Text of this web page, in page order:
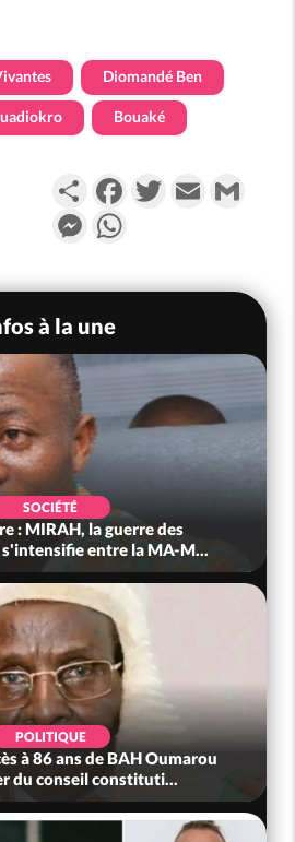
Diomandé Ben
Bouaké
PartagerFacebookTwitterEmail
Messenger
à la une
SOCIÉTÉ
: MIRAH, la guerre des
entre la MA-M...
POLITIQUE
à 86 ans de BAH Oumarou
du conseil constituti...